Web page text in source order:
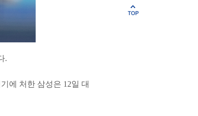
.
에 처한 삼성은 12일 대